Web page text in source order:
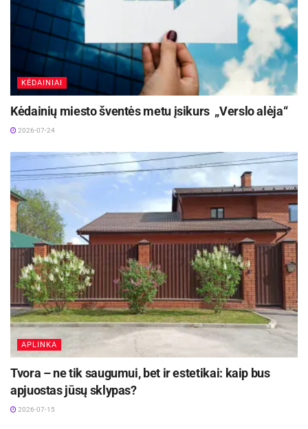
KĖDAINIAI
Kėdainių miesto šventės metu įsikurs „Verslo alėja“
2026-07-24
APLINKA
Tvora – ne tik saugumui, bet ir estetikai: kaip bus
apjuostas jūsų sklypas?
2026-07-15